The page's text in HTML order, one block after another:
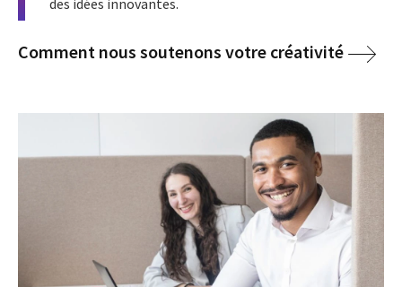
Comment nous soutenons votre créativité